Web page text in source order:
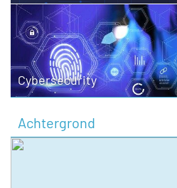
Cybersecurity
Achtergrond